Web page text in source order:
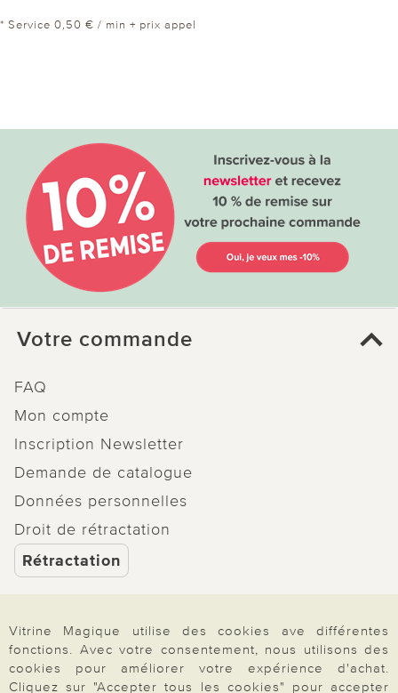
* Service 0,50 € / min + prix appel
Votre commande
FAQ
Mon compte
Inscription Newsletter
Demande de catalogue
Données personnelles
Droit de rétractation
Rétractation
Paiement & Livraison
Vitrine Magique utilise des cookies ave différentes
fonctions. Avec votre consentement, nous utilisons des
cookies pour améliorer votre expérience d'achat.
Cliquez sur "Accepter tous les cookies" pour accepter